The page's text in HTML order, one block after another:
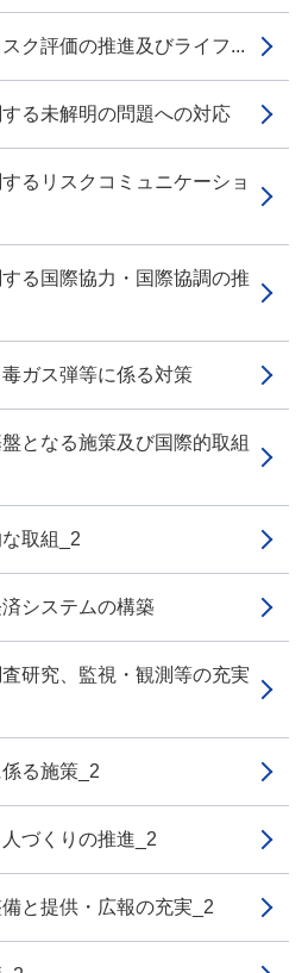
ク評価の推進及びライフ...
る未解明の問題への対応
るリスクコミュニケーショ
る国際協力・国際協調の推
ガス弾等に係る対策
となる施策及び国際的取組
取組_2
システムの構築
研究、監視・観測等の充実
る施策_2
づくりの推進_2
と提供・広報の充実_2